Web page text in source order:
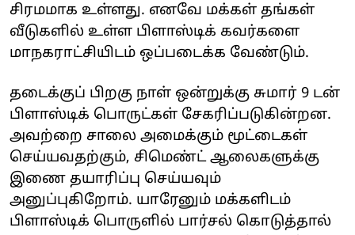
சிரமமாக உள்ளது. எனவே மக்கள் தங்கள்
வீடுகளில் உள்ள பிளாஸ்டிக் கவர்களை
மாநகராட்சியிடம் ஒப்படைக்க வேண்டும்.
தடைக்குப் பிறகு நாள் ஒன்றுக்கு சுமார் 9 டன்
பிளாஸ்டிக் பொருட்கள் சேகரிப்படுகின்றன.
அவற்றை சாலை அமைக்கும் மூட்டைகள்
செய்யவதற்கும், சிமெண்ட் ஆலைகளுக்கு
இணை தயாரிப்பு செய்யவும்
அனுப்புகிறோம். யாரேனும் மக்களிடம்
பிளாஸ்டிக் பொருளில் பார்சல் கொடுத்தால்